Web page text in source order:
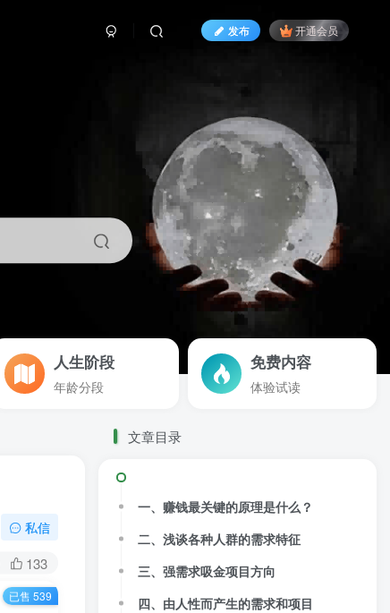
发布 开通会员
人生阶段
年龄分段
免费内容
体验试读
私信
133
已售 539
文章目录
一、赚钱最关键的原理是什么？
二、浅谈各种人群的需求特征
三、强需求吸金项目方向
四、由人性而产生的需求和项目